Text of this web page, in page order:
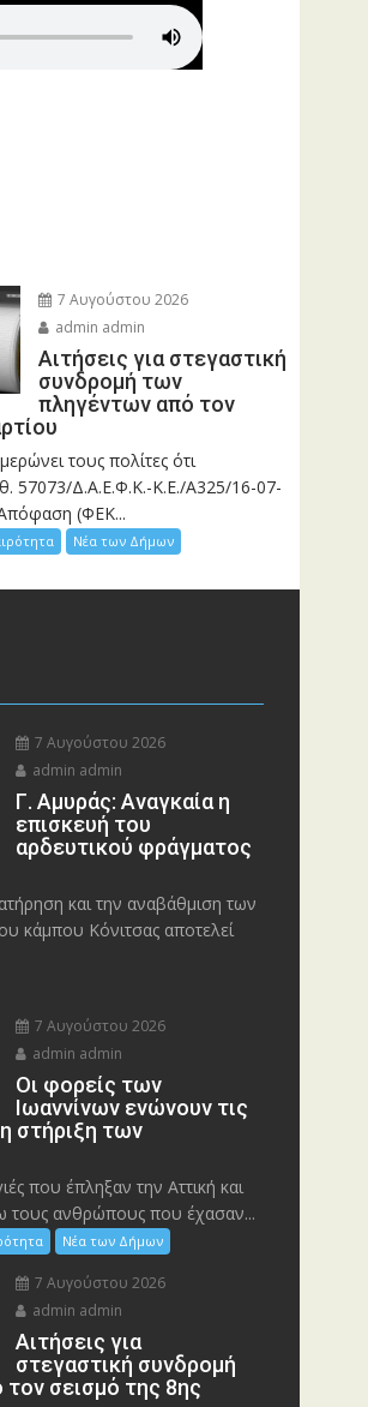
7 Αυγούστου 2026
admin admin
Αιτήσεις για στεγαστική
συνδρομή των
πληγέντων από τον
τους πολίτες ότι
57073/Δ.Α.Ε.Φ.Κ.-Κ.Ε./Α325/16-07-
(ΦΕΚ...
Νέα των Δήμων
7 Αυγούστου 2026
admin admin
Γ. Αμυράς: Αναγκαία η
επισκευή του
αρδευτικού φράγματος
και την αναβάθμιση των
κάμπου Κόνιτσας αποτελεί
7 Αυγούστου 2026
admin admin
Οι φορείς των
Ιωαννίνων ενώνουν τις
στήριξη των
που έπληξαν την Αττική και
τους ανθρώπους που έχασαν...
Νέα των Δήμων
7 Αυγούστου 2026
admin admin
Αιτήσεις για
στεγαστική συνδρομή
σεισμό της 8ης